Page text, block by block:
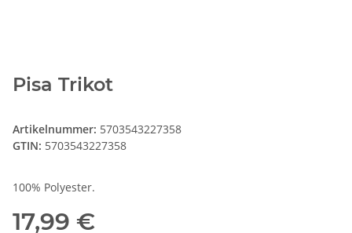
Pisa Trikot
Artikelnummer: 5703543227358
GTIN: 5703543227358
100% Polyester.
17,99 €